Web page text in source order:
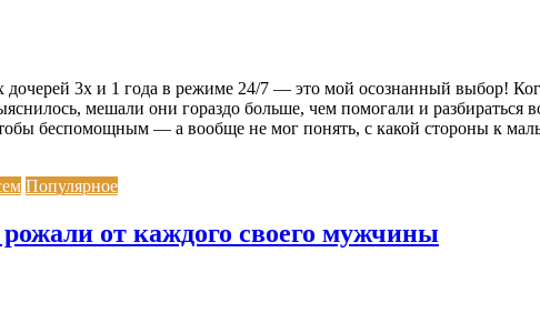
3х и 1 года в режиме 24/7 — это мой осознанный выбор!
мешали они гораздо больше, чем помогали и
беспомощным — а вообще не мог понять, с какой стороны к
Популярное
от каждого своего мужчины